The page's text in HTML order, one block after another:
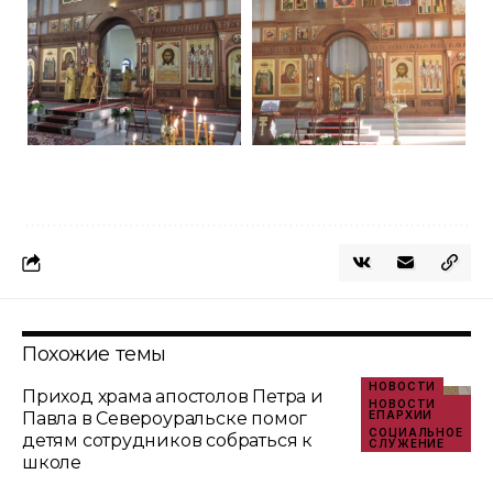
Похожие темы
НОВОСТИ
НОВОСТИ
ЕПАРХИИ
СОЦИАЛЬНОЕ
СЛУЖЕНИЕ
Приход храма апостолов Петра и
Павла в Североуральске помог
детям сотрудников собраться к
школе